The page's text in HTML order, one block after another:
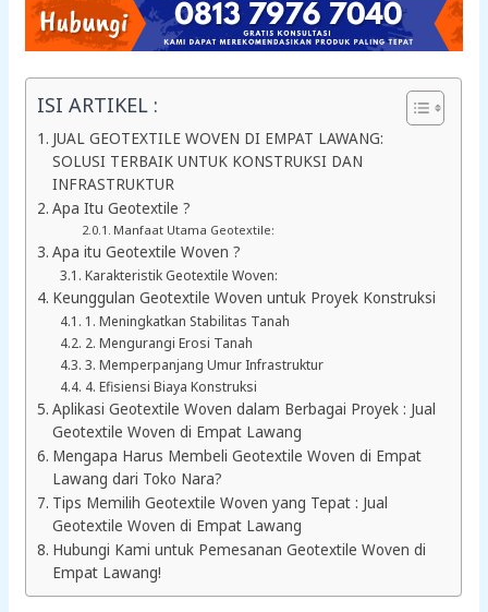
ISI ARTIKEL :
JUAL GEOTEXTILE WOVEN DI EMPAT LAWANG:
SOLUSI TERBAIK UNTUK KONSTRUKSI DAN
INFRASTRUKTUR
Apa Itu Geotextile ?
Manfaat Utama Geotextile:
Apa itu Geotextile Woven ?
Karakteristik Geotextile Woven:
Keunggulan Geotextile Woven untuk Proyek Konstruksi
1. Meningkatkan Stabilitas Tanah
2. Mengurangi Erosi Tanah
3. Memperpanjang Umur Infrastruktur
4. Efisiensi Biaya Konstruksi
Aplikasi Geotextile Woven dalam Berbagai Proyek : Jual
Geotextile Woven di Empat Lawang
Mengapa Harus Membeli Geotextile Woven di Empat
Lawang dari Toko Nara?
Tips Memilih Geotextile Woven yang Tepat : Jual
Geotextile Woven di Empat Lawang
Hubungi Kami untuk Pemesanan Geotextile Woven di
Empat Lawang!